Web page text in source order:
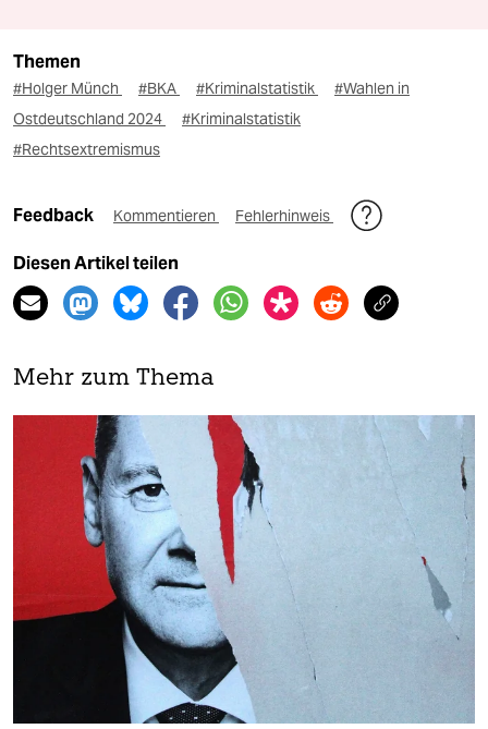
Themen
#Holger Münch #BKA #Kriminalstatistik
#Wahlen in
Ostdeutschland 2024
#Kriminalstatistik
#Rechtsextremismus
Feedback Kommentieren Fehlerhinweis
Diesen Artikel teilen
Mehr zum Thema